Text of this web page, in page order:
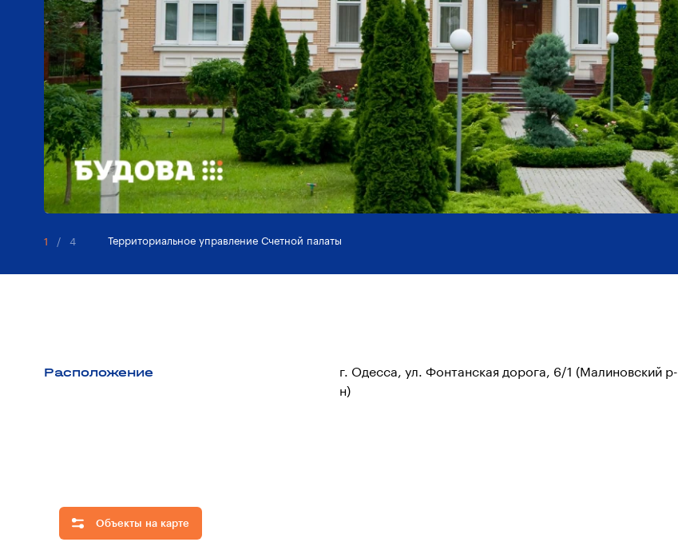
Территориальное управление Счетной палаты
1 / 4
Расположение
г. Одесса, ул. Фонтанская дорога, 6/1 (Малиновский р-
н)
Объекты на карте